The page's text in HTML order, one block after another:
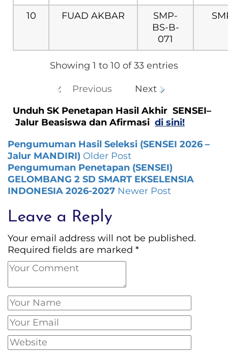
10 FUAD AKBAR
SMP-
BS-B-
071
Showing 1 to 10 of 33 entries
Previous
Next
Unduh SK Penetapan Hasil Akhir SENSEI–
Jalur Beasiswa dan Afirmasi di sini!
Pengumuman Hasil Seleksi (SENSEI 2026 –
Jalur MANDIRI) Older Post
Pengumuman Penetapan (SENSEI)
GELOMBANG 2 SD SMART EKSELENSIA
INDONESIA 2026-2027 Newer Post
Leave a Reply
Your email address will not be published.
Required fields are marked *